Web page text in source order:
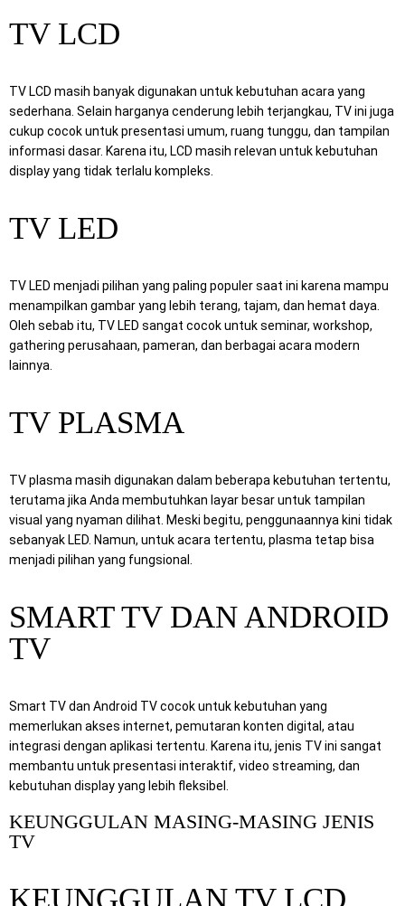
TV LCD
TV LCD masih banyak digunakan untuk kebutuhan acara yang
sederhana. Selain harganya cenderung lebih terjangkau, TV ini juga
cukup cocok untuk presentasi umum, ruang tunggu, dan tampilan
informasi dasar. Karena itu, LCD masih relevan untuk kebutuhan
display yang tidak terlalu kompleks.
TV LED
TV LED menjadi pilihan yang paling populer saat ini karena mampu
menampilkan gambar yang lebih terang, tajam, dan hemat daya.
Oleh sebab itu, TV LED sangat cocok untuk seminar, workshop,
gathering perusahaan, pameran, dan berbagai acara modern
lainnya.
TV PLASMA
TV plasma masih digunakan dalam beberapa kebutuhan tertentu,
terutama jika Anda membutuhkan layar besar untuk tampilan
visual yang nyaman dilihat. Meski begitu, penggunaannya kini tidak
sebanyak LED. Namun, untuk acara tertentu, plasma tetap bisa
menjadi pilihan yang fungsional.
SMART TV DAN ANDROID
TV
Smart TV dan Android TV cocok untuk kebutuhan yang
memerlukan akses internet, pemutaran konten digital, atau
integrasi dengan aplikasi tertentu. Karena itu, jenis TV ini sangat
membantu untuk presentasi interaktif, video streaming, dan
kebutuhan display yang lebih fleksibel.
KEUNGGULAN MASING-MASING JENIS
TV